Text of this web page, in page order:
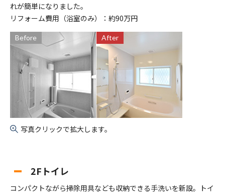
れが簡単になりました。
リフォーム費用（浴室のみ）：約90万円
Before After
写真クリックで拡大します。
2Fトイレ
コンパクトながら掃除用具なども収納できる手洗いを新設。トイ